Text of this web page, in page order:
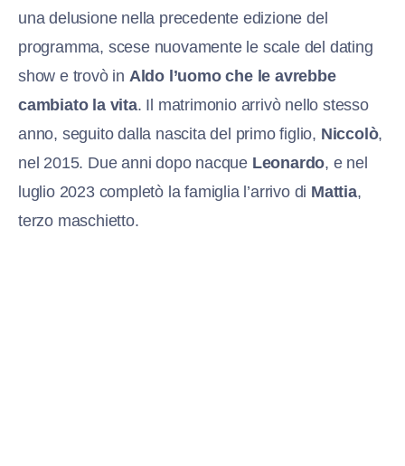
una delusione nella precedente edizione del
programma, scese nuovamente le scale del dating
show e trovò in Aldo l’uomo che le avrebbe
cambiato la vita. Il matrimonio arrivò nello stesso
anno, seguito dalla nascita del primo figlio, Niccolò,
nel 2015. Due anni dopo nacque Leonardo, e nel
luglio 2023 completò la famiglia l’arrivo di Mattia,
terzo maschietto.